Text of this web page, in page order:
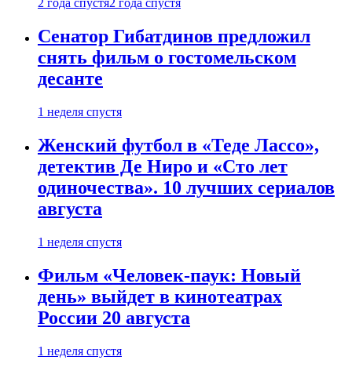
2 года спустя2 года спустя
Сенатор Гибатдинов предложил
снять фильм о гостомельском
десанте
1 неделя спустя
Женский футбол в «Теде Лассо»,
детектив Де Ниро и «Сто лет
одиночества». 10 лучших сериалов
августа
1 неделя спустя
Фильм «Человек-паук: Новый
день» выйдет в кинотеатрах
России 20 августа
1 неделя спустя